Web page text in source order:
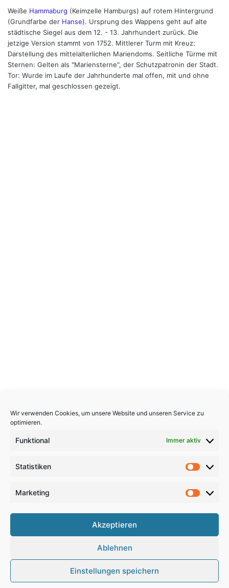
Wir verwenden Cookies, um unsere Website und unseren Service zu
optimieren.
Funktional Immer aktiv
Statistiken
Marketing
Akzeptieren
Ablehnen
Einstellungen speichern
Weiße Hammaburg (Keimzelle Hamburgs) auf rotem Hintergrund
(Grundfarbe der Hanse). Ursprung des Wappens geht auf alte
städtische Siegel aus dem 12. - 13. Jahrhundert zurück. Die
jetzige Version stammt von 1752. Mittlerer Turm mit Kreuz:
Darstellung des mittelalterlichen Mariendoms. Seitliche Türme mit
Sternen: Gelten als "Mariensterne", der Schutzpatronin der Stadt.
Tor: Wurde im Laufe der Jahrhunderte mal offen, mit und ohne
Fallgitter, mal geschlossen gezeigt.
Copyright 2026, All Rights Reserved
Haftungsausschluss
RSS Facebook
X PinterestYouTubeInstagram